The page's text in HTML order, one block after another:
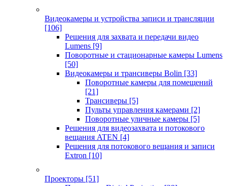
Видеокамеры и устройства записи и трансляции
[106]
Решения для захвата и передачи видео
Lumens [9]
Поворотные и стационарные камеры Lumens
[50]
Видеокамеры и трансиверы Bolin [33]
Поворотные камеры для помещений
[21]
Трансиверы [5]
Пульты управления камерами [2]
Поворотные уличные камеры [5]
Решения для видеозахвата и потокового
вещания ATEN [4]
Решения для потокового вещания и записи
Extron [10]
Проекторы [51]